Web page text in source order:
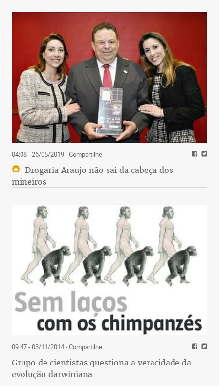
04:08 - 26/05/2019- Compartilhe
Drogaria Araujo não sai da cabeça dos
mineiros
09:47 - 03/11/2014- Compartilhe
Grupo de cientistas questiona a veracidade da
evolução darwiniana